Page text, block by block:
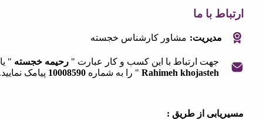
با ما
مدیریت: مشاور کارشناس خجسته
جهت ارتباط با این کسب و کار عبارت "رحیمه خجسته " یا "
Rahimeh khojasteh" را به شماره 10008590 پیامک نمایید.
از طریق :